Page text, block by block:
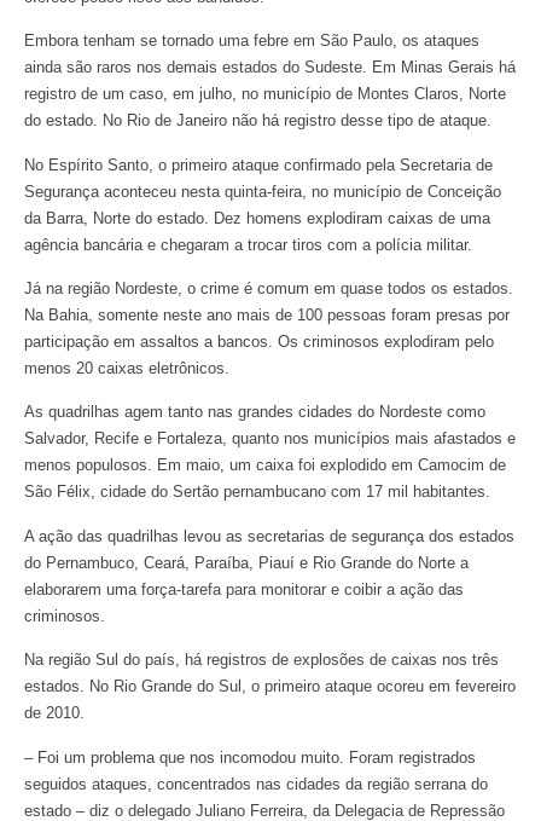
Embora tenham se tornado uma febre em São Paulo, os ataques
ainda são raros nos demais estados do Sudeste. Em Minas Gerais há
registro de um caso, em julho, no município de Montes Claros, Norte
do estado. No Rio de Janeiro não há registro desse tipo de ataque.
No Espírito Santo, o primeiro ataque confirmado pela Secretaria de
Segurança aconteceu nesta quinta-feira, no município de Conceição
da Barra, Norte do estado. Dez homens explodiram caixas de uma
agência bancária e chegaram a trocar tiros com a polícia militar.
Já na região Nordeste, o crime é comum em quase todos os estados.
Na Bahia, somente neste ano mais de 100 pessoas foram presas por
participação em assaltos a bancos. Os criminosos explodiram pelo
menos 20 caixas eletrônicos.
As quadrilhas agem tanto nas grandes cidades do Nordeste como
Salvador, Recife e Fortaleza, quanto nos municípios mais afastados e
menos populosos. Em maio, um caixa foi explodido em Camocim de
São Félix, cidade do Sertão pernambucano com 17 mil habitantes.
A ação das quadrilhas levou as secretarias de segurança dos estados
do Pernambuco, Ceará, Paraíba, Piauí e Rio Grande do Norte a
elaborarem uma força-tarefa para monitorar e coibir a ação das
criminosos.
Na região Sul do país, há registros de explosões de caixas nos três
estados. No Rio Grande do Sul, o primeiro ataque ocoreu em fevereiro
de 2010.
– Foi um problema que nos incomodou muito. Foram registrados
seguidos ataques, concentrados nas cidades da região serrana do
estado – diz o delegado Juliano Ferreira, da Delegacia de Repressão